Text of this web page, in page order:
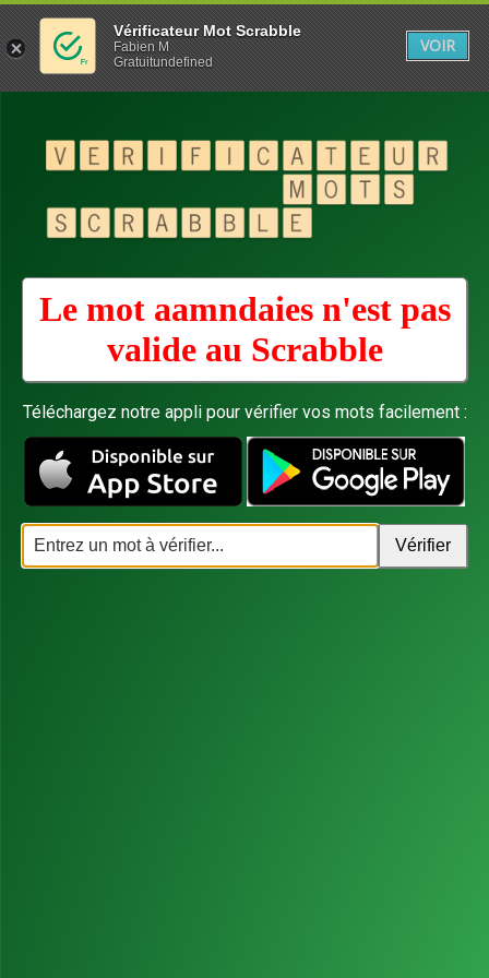
Le mot aamndaies n'est pas
valide au Scrabble
Téléchargez notre appli pour vérifier vos mots facilement :
Vérificateur Mot Scrabble
Fabien M
Gratuitundefined
VOIR